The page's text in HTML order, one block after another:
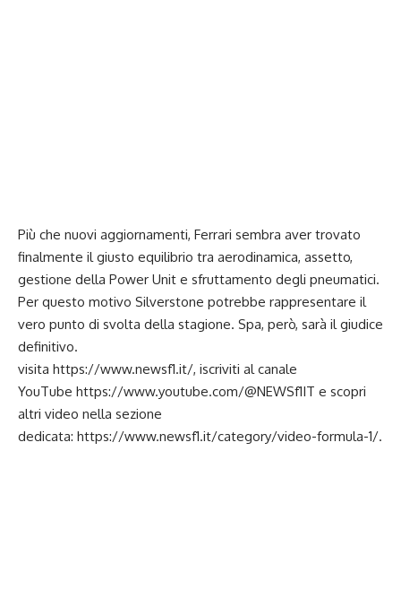
Più che nuovi aggiornamenti, Ferrari sembra aver trovato
finalmente il giusto equilibrio tra aerodinamica, assetto,
gestione della Power Unit e sfruttamento degli pneumatici.
Per questo motivo Silverstone potrebbe rappresentare il
vero punto di svolta della stagione. Spa, però, sarà il giudice
definitivo.
visita https://www.newsf1.it/, iscriviti al canale
YouTube https://www.youtube.com/@NEWSf1IT e scopri
altri video nella sezione
dedicata: https://www.newsf1.it/category/video-formula-1/.